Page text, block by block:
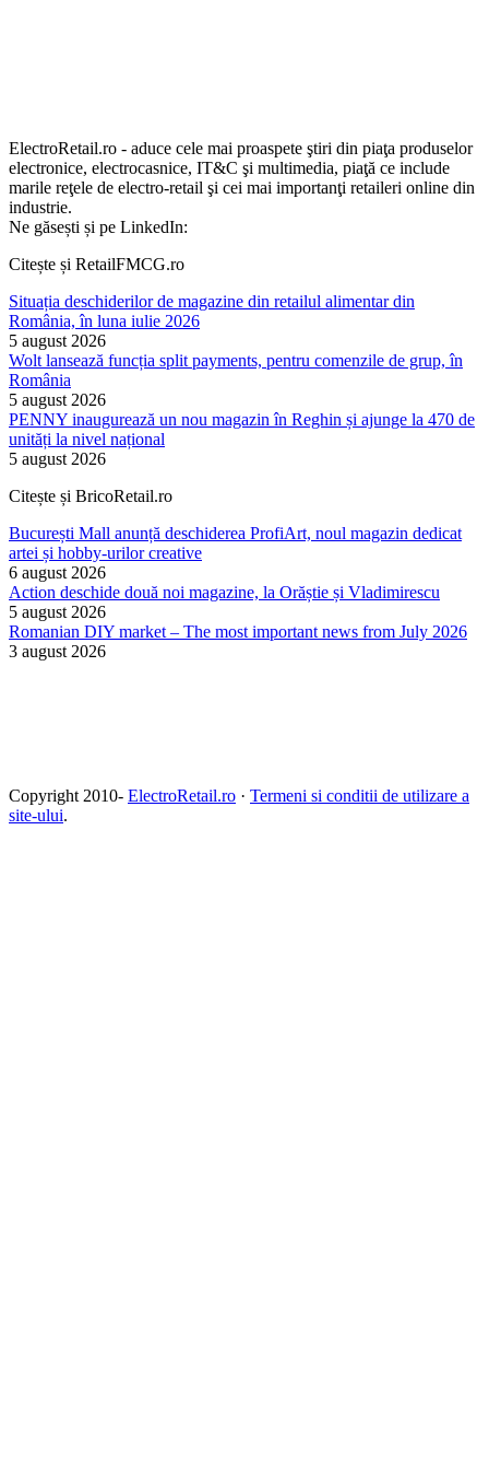
ElectroRetail.ro - aduce cele mai proaspete ştiri din piaţa produselor
electronice, electrocasnice, IT&C şi multimedia, piaţă ce include
marile reţele de electro-retail şi cei mai importanţi retaileri online din
industrie.
Ne găsești și pe LinkedIn:
Citește și RetailFMCG.ro
Situația deschiderilor de magazine din retailul alimentar din
România, în luna iulie 2026
5 august 2026
Wolt lansează funcția split payments, pentru comenzile de grup, în
România
5 august 2026
PENNY inaugurează un nou magazin în Reghin și ajunge la 470 de
unități la nivel național
5 august 2026
Citește și BricoRetail.ro
București Mall anunță deschiderea ProfiArt, noul magazin dedicat
artei și hobby-urilor creative
6 august 2026
Action deschide două noi magazine, la Orăștie și Vladimirescu
5 august 2026
Romanian DIY market – The most important news from July 2026
3 august 2026
Copyright 2010- ElectroRetail.ro · Termeni si conditii de utilizare a
site-ului.